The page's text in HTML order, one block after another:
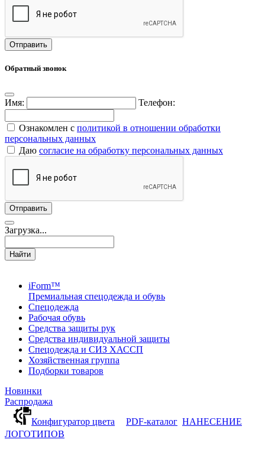
Обратный звонок
Имя: Телефон:
Ознакомлен с политикой в отношении обработки
персональных данных
Даю согласие на обработку персональных данных
Загрузка...
Найти
iForm™
Премиальная спецодежда и обувь
Спецодежда
Рабочая обувь
Средства защиты рук
Средства индивидуальной защиты
Спецодежда и СИЗ ХАССП
Хозяйственная группа
Подборки товаров
Новинки
Распродажа
Конфигуратор цвета
PDF-каталог НАНЕСЕНИЕ
ЛОГОТИПОВ